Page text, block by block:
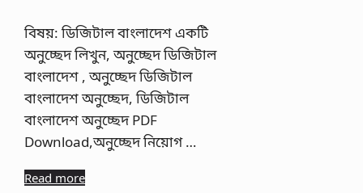
বিষয়: ডিজিটাল বাংলাদেশ একটি
অনুচ্ছেদ লিখুন, অনুচ্ছেদ ডিজিটাল
বাংলাদেশ , অনুচ্ছেদ ডিজিটাল
বাংলাদেশ অনুচ্ছেদ, ডিজিটাল
বাংলাদেশ অনুচ্ছেদ PDF
Download,অনুচ্ছেদ নিয়োগ …
Read more